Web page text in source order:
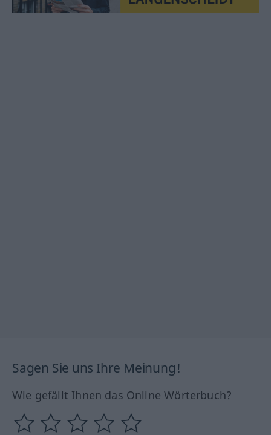
Sagen Sie uns Ihre Meinung!
Wie gefällt Ihnen das Online Wörterbuch?